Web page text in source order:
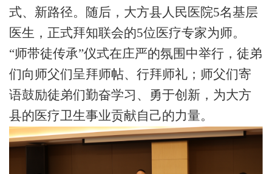
式、新路径。 随后， 大方县人民医院5名基层
医生，正式拜知联会的5位医疗专家为师。
“师带徒传承”仪式在庄严的氛围中举行，徒弟
们向师父们呈拜师帖、行拜师礼；师父们寄
语鼓励徒弟们勤奋学习、勇于创新，为大方
县的医疗卫生事业贡献自己的力量。